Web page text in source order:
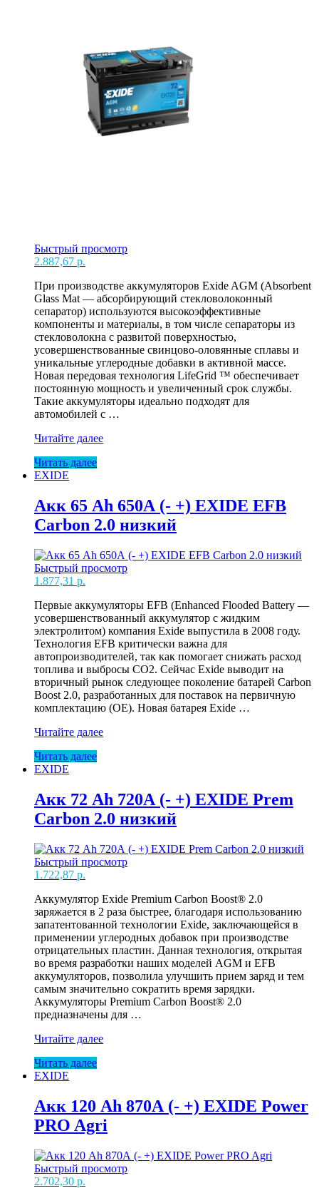
Быстрый просмотр
2.887,67 р.
При производстве аккумуляторов Exide AGM (Absorbent
Glass Mat — абсорбирующий стекловолоконный
сепаратор) используются высокоэффективные
компоненты и материалы, в том числе сепараторы из
стекловолокна с развитой поверхностью,
усовершенствованные свинцово-оловянные сплавы и
уникальные углеродные добавки в активной массе.
Новая передовая технология LifeGrid ™ обеспечивает
постоянную мощность и увеличенный срок службы.
Такие аккумуляторы идеально подходят для
автомобилей с …
Акк
Ah
760А
+)
EXIDE
Start-
AGM
Читайте далее
Читать далее
EXIDE
Акк 65 Ah 650А (- +) EXIDE EFB
Carbon 2.0 низкий
Быстрый просмотр
1.877,31 р.
Первые аккумуляторы EFB (Enhanced Flooded Battery —
усовершенствованный аккумулятор с жидким
электролитом) компания Exide выпустила в 2008 году.
Технология EFB критически важна для
автопроизводителей, так как помогает снижать расход
топлива и выбросы CO2. Сейчас Exide выводит на
вторичный рынок следующее поколение батарей Carbon
Boost 2.0, разработанных для поставок на первичную
комплектацию (OE). Новая батарея Exide …
Акк
Ah
650А
+)
EXIDE
EFB
2.0
низкий
Читайте далее
Читать далее
EXIDE
Акк 72 Ah 720А (- +) EXIDE Prem
Carbon 2.0 низкий
Быстрый просмотр
1.722,87 р.
Аккумулятор Exide Premium Carbon Boost® 2.0
заряжается в 2 раза быстрее, благодаря использованию
запатентованной технологии Exide, заключающейся в
применении углеродных добавок при производстве
отрицательных пластин. Данная технология, открытая
во время разработки наших моделей AGM и EFB
аккумуляторов, позволила улучшить прием заряд и тем
самым значительно сократить время зарядки.
Аккумуляторы Premium Carbon Boost® 2.0
предназначены для …
Акк
Ah
720А
+)
EXIDE
Prem
2.0
низкий
Читайте далее
Читать далее
EXIDE
Акк 120 Ah 870А (- +) EXIDE Power
PRO Agri
Быстрый просмотр
2.702,30 р.